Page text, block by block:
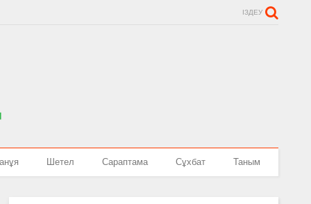
ІЗДЕУ
Шетел Сараптама Сұхбат Таным